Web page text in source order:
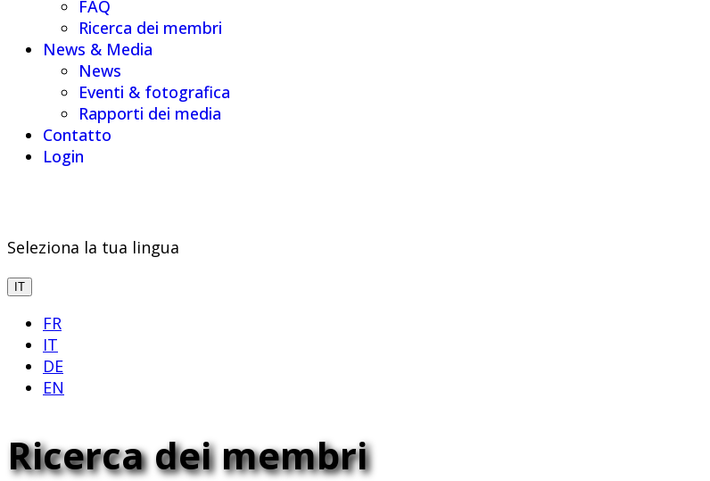
FAQ
Ricerca dei membri
News & Media
News
Eventi & fotografica
Rapporti dei media
Contatto
Login
Seleziona la tua lingua
IT
FR
IT
DE
EN
Ricerca dei membri